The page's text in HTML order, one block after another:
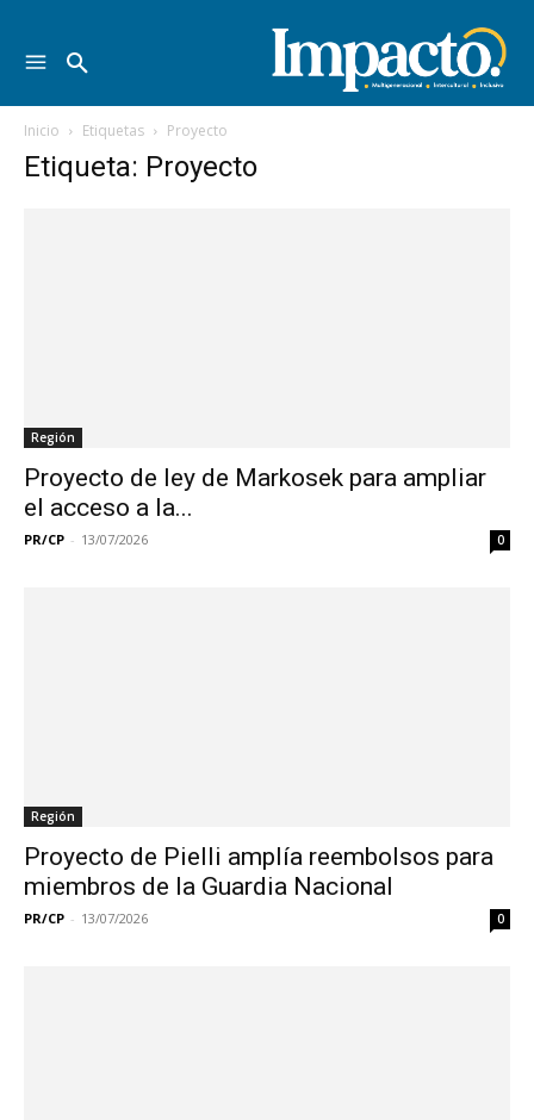
Inicio Etiquetas Proyecto
Etiqueta: Proyecto
Región
Proyecto de ley de Markosek para ampliar
el acceso a la...
PR/CP - 13/07/2026 0
Región
Proyecto de Pielli amplía reembolsos para
miembros de la Guardia Nacional
PR/CP - 13/07/2026 0